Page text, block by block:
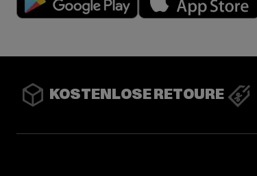
KOSTENLOSE RETOURE